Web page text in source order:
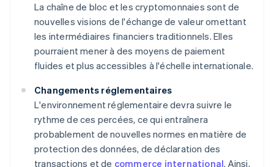
La chaîne de bloc et les cryptomonnaies sont de
nouvelles visions de l'échange de valeur omettant
les intermédiaires financiers traditionnels. Elles
pourraient mener à des moyens de paiement
fluides et plus accessibles à l'échelle internationale.
Changements réglementaires
L'environnement réglementaire devra suivre le
rythme de ces percées, ce qui entraînera
probablement de nouvelles normes en matière de
protection des données, de déclaration des
transactions et de commerce international. Ainsi,